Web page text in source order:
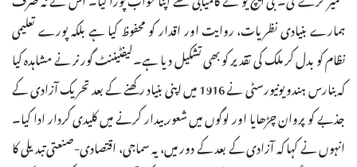
ہمارے بنیادی نظریات، روایت اور اقدار کو محفوظ کیا ہے بلکہ پورے تعلیمی
نظام کو بدل کر ملک کی تقدیر کو بھی تشکیل دیا ہے۔لیفٹیننٹ گورنر نے مشاہدہ کیا
کہ بنارس ہندو یونیورسٹی نے 1916 میں اپنی بنیاد رکھنے کے بعد تحریک آزادی کے
جذبے کو پروان چڑھایا اور لوگوں میں شعور بیدار کرنے میں کلیدی کردار ادا کیا۔
انہوں نے کہا کہ آزادی کے بعد کے دور میں، یہ سماجی، اقتصادی-صنعتی تبدیلی کا